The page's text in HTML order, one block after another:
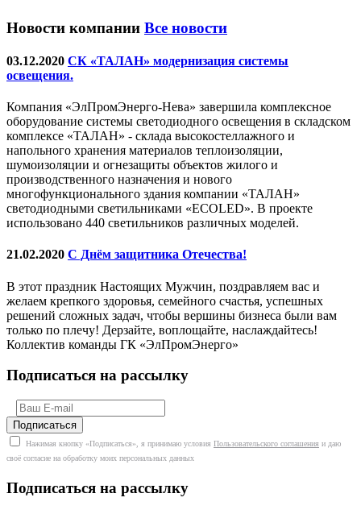
Новости компании Все новости
03.12.2020 СК «ТАЛАН» модернизация системы
освещения.
Компания «ЭлПромЭнерго-Нева» завершила комплексное
оборудование системы светодиодного освещения в складском
комплексе «ТАЛАН» - склада высокостеллажного и
напольного хранения материалов теплоизоляции,
шумоизоляции и огнезащиты объектов жилого и
производственного назначения и нового
многофункционального здания компании «ТАЛАН»
светодиодными светильниками «ECOLED». В проекте
использовано 440 светильников различных моделей.
21.02.2020 С Днём защитника Отечества!
В этот праздник Настоящих Мужчин, поздравляем вас и
желаем крепкого здоровья, семейного счастья, успешных
решений сложных задач, чтобы вершины бизнеса были вам
только по плечу! Дерзайте, воплощайте, наслаждайтесь!
Коллектив команды ГК «ЭлПромЭнерго»
Подписаться на рассылку
Нажимая кнопку «Подписаться», я принимаю условия Пользовательского соглашения и даю
своё согласие на обработку моих персональных данных
Подписаться на рассылку